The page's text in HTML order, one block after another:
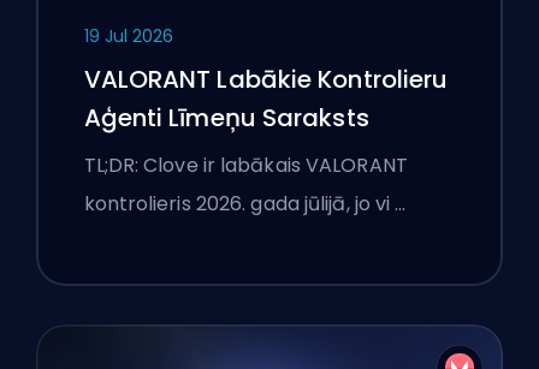
19 Jul 2026
VALORANT Labākie Kontrolieru
Aģenti Līmeņu Saraksts
TL;DR: Clove ir labākais VALORANT
kontrolieris 2026. gada jūlijā, jo vi …